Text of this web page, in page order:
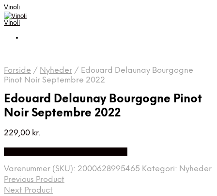
Vinoli
Vinoli
Forside / Nyheder / Edouard Delaunay Bourgogne
Pinot Noir Septembre 2022
Edouard Delaunay Bourgogne Pinot
Noir Septembre 2022
229,00 kr.
Varenummer (SKU): 2000628995465 Kategori: Nyheder
Previous Product
Next Product